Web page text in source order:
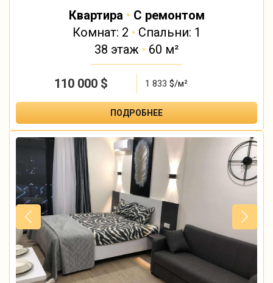
Квартира • С ремонтом
Комнат: 2 • Спальни: 1
38 этаж • 60 м²
110 000$ 1 833 $/м²
ПОДРОБНЕЕ